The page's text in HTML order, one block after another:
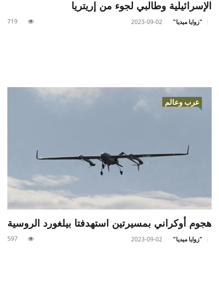
الإسرائيلية وطالبي لجوء من إريتريا
"زوايا ميديا" 2023-09-02
719
عرب وعالم
هجوم أوكراني بمسيرتين استهدفتا بيلغورد الروسية
"زوايا ميديا" 2023-09-02
597